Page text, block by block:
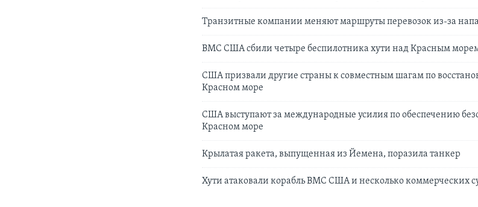
Транзитные компании меняют маршруты перевозок из-за
ВМС США сбили четыре беспилотника хути над Красным
США призвали другие страны к совместным шагам по
Красном море
США выступают за международные усилия по обеспечению
Красном море
Крылатая ракета, выпущенная из Йемена, поразила танкер
Хути атаковали корабль ВМС США и несколько коммерческих